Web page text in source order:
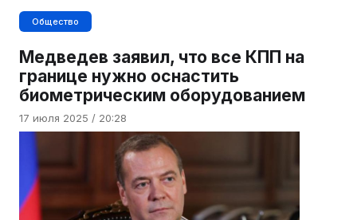
Общество
Медведев заявил, что все КПП на
границе нужно оснастить
биометрическим оборудованием
17 июля 2025 / 20:28